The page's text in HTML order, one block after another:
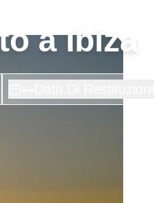
a Ibiza